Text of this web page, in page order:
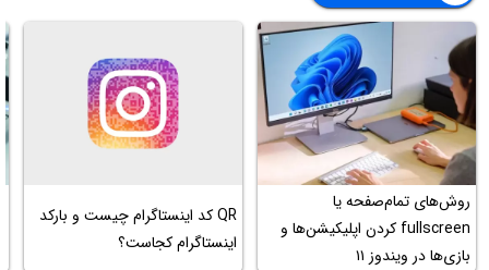
روش‌های تمام‌صفحه یا
fullscreen کردن اپلیکیشن‌ها و
بازی‌ها در ویندوز ۱۱
QR کد اینستاگرام چیست و بارکد
اینستاگرام کجاست؟